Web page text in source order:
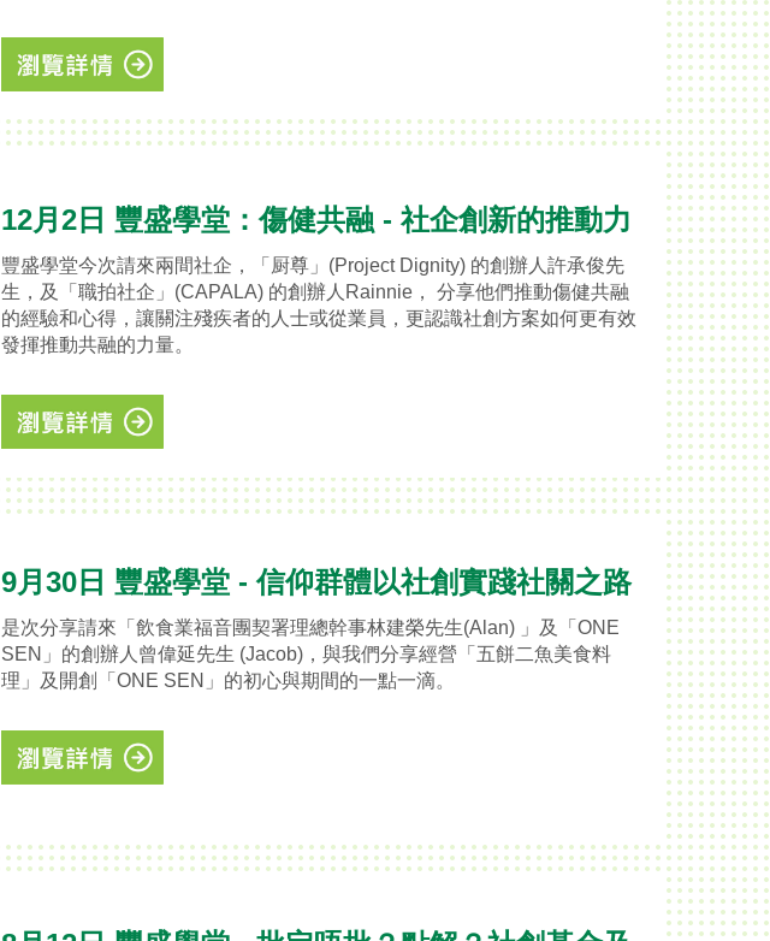
12月2日 豐盛學堂：傷健共融 - 社企創新的推動力
豐盛學堂今次請來兩間社企，「厨尊」(Project Dignity) 的創辦人許承俊先
生，及「職拍社企」(CAPALA) 的創辦人Rainnie， 分享他們推動傷健共融
的經驗和心得，讓關注殘疾者的人士或從業員，更認識社創方案如何更有效
發揮推動共融的力量。
9月30日 豐盛學堂 - 信仰群體以社創實踐社關之路
是次分享請來「飲食業福音團契署理總幹事林建榮先生(Alan) 」及「ONE
SEN」的創辦人曾偉延先生 (Jacob)，與我們分享經營「五餅二魚美食料
理」及開創「ONE SEN」的初心與期間的一點一滴。